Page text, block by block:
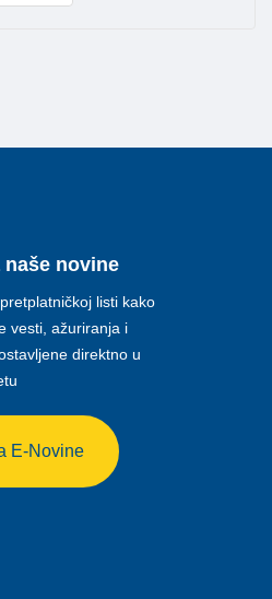
novine
listi kako
vesti, ažuriranja i
direktno u
E-Novine